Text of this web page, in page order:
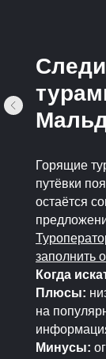
Горящие
путёвки
остаётся
заполнить
Когда
Плюсы:
на
Минусы: